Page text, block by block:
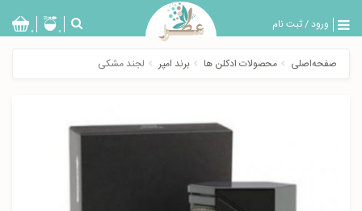
ورود/ثبت نام
بازگشت
0 0
صفحه‌اصلی محصولات ادکلن ها برند امپر لجند مشکی